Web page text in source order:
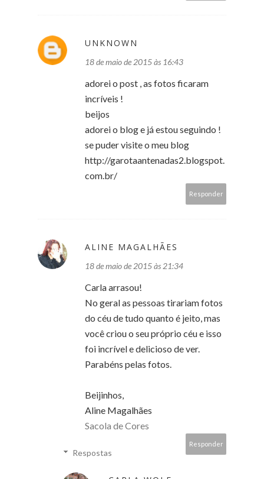
UNKNOWN
18 de maio de 2015 às 16:43
adorei o post , as fotos ficaram
incríveis !
beijos
adorei o blog e já estou seguindo !
se puder visite o meu blog
http://garotaantenadas2.blogspot.
com.br/
Responder
ALINE MAGALHÃES
18 de maio de 2015 às 21:34
Carla arrasou!
No geral as pessoas tirariam fotos
do céu de tudo quanto é jeito, mas
você criou o seu próprio céu e isso
foi incrível e delicioso de ver.
Parabéns pelas fotos.
Beijinhos,
Aline Magalhães
Sacola de Cores
Responder
Respostas